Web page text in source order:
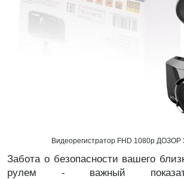
Видеорегистратор FHD 1080p ДОЗОР
Забота о безопасности вашего
рулем - важный